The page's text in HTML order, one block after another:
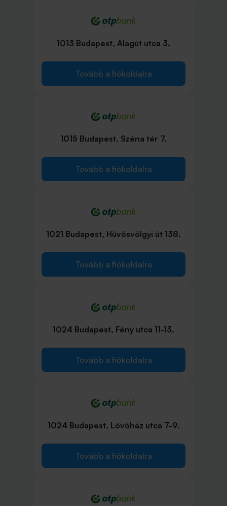
1013 Budapest, Alagút utca 3.
Tovább a fiókoldalra
1015 Budapest, Széna tér 7.
Tovább a fiókoldalra
1021 Budapest, Hüvösvölgyi út 138.
Tovább a fiókoldalra
1024 Budapest, Fény utca 11-13.
Tovább a fiókoldalra
1024 Budapest, Lövőház utca 7-9.
Tovább a fiókoldalra